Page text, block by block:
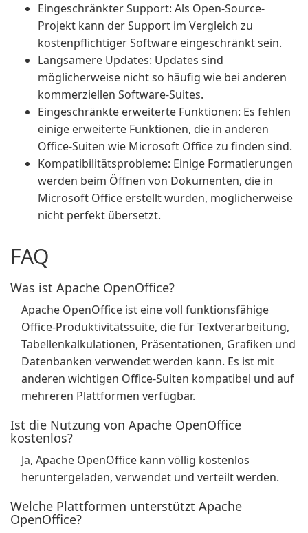
Eingeschränkter Support: Als Open-Source-
Projekt kann der Support im Vergleich zu
kostenpflichtiger Software eingeschränkt sein.
Langsamere Updates: Updates sind
möglicherweise nicht so häufig wie bei anderen
kommerziellen Software-Suites.
Eingeschränkte erweiterte Funktionen: Es fehlen
einige erweiterte Funktionen, die in anderen
Office-Suiten wie Microsoft Office zu finden sind.
Kompatibilitätsprobleme: Einige Formatierungen
werden beim Öffnen von Dokumenten, die in
Microsoft Office erstellt wurden, möglicherweise
nicht perfekt übersetzt.
FAQ
Was ist Apache OpenOffice?
Apache OpenOffice ist eine voll funktionsfähige
Office-Produktivitätssuite, die für Textverarbeitung,
Tabellenkalkulationen, Präsentationen, Grafiken und
Datenbanken verwendet werden kann. Es ist mit
anderen wichtigen Office-Suiten kompatibel und auf
mehreren Plattformen verfügbar.
Ist die Nutzung von Apache OpenOffice
kostenlos?
Ja, Apache OpenOffice kann völlig kostenlos
heruntergeladen, verwendet und verteilt werden.
Welche Plattformen unterstützt Apache
OpenOffice?